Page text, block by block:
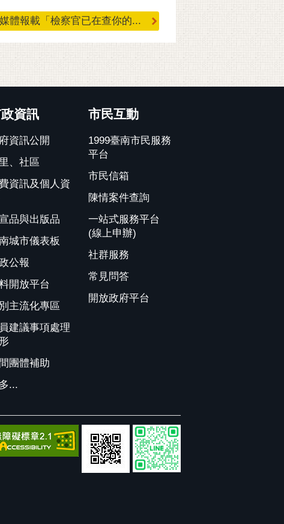
體報載「檢察官已在查你的...
資訊
資訊公開
、社區
資訊及個人資
品與出版品
城市儀表板
公報
開放平台
主流化專區
建議事項處理
團體補助
...
市民互動
1999臺南市民服務
平台
市民信箱
陳情案件查詢
一站式服務平台
(線上申辦)
社群服務
常見問答
開放政府平台